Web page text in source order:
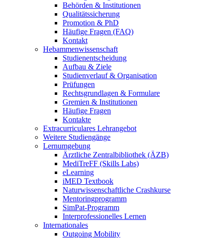
Behörden & Institutionen
Qualitätssicherung
Promotion & PhD
Häufige Fragen (FAQ)
Kontakt
Hebammenwissenschaft
Studienentscheidung
Aufbau & Ziele
Studienverlauf & Organisation
Prüfungen
Rechtsgrundlagen & Formulare
Gremien & Institutionen
Häufige Fragen
Kontakte
Extracurriculares Lehrangebot
Weitere Studiengänge
Lernumgebung
Ärztliche Zentralbibliothek (ÄZB)
MediTreFF (Skills Labs)
eLearning
iMED Textbook
Naturwissenschaftliche Crashkurse
Mentoringprogramm
SimPat-Programm
Interprofessionelles Lernen
Internationales
Outgoing Mobility